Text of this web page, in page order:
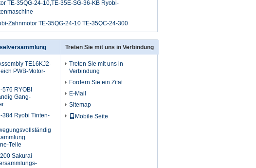
TE-35QG-24-10,TE-35E-SG-36-KB Ryobi-
Zahnmotor TE-35QG-24-10 TE-35QC-24-300
TE16KJ2-
PWB-Motor-
RYOBI
Gang-
384 Ryobi Tinten-
Teile
Sakurai
Treten Sie mit uns in Verbindung
Treten Sie mit uns in
Verbindung
Fordern Sie ein Zitat
E-Mail
Sitemap
Mobile Seite